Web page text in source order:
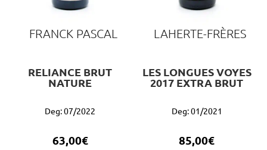
FRANCK PASCAL
RELIANCE BRUT
NATURE
Deg: 07/2022
63,00€
LAHERTE-FRÈRES
LES LONGUES VOYES
2017 EXTRA BRUT
Deg: 01/2021
85,00€